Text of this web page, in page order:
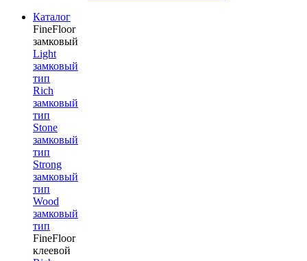
Каталог
FineFloor
замковый
Light
замковый
тип
Rich
замковый
тип
Stone
замковый
тип
Strong
замковый
тип
Wood
замковый
тип
FineFloor
клеевой